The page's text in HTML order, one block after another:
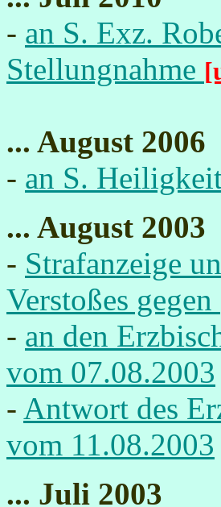
- an S. Exz.
Stellungnahme
... August 2006
- an S.
... August 2003
- Strafanzeige
Verstoßes
- an den
vom 07.08.2003
- Antwort des
vom 11.08.2003
... Juli 2003